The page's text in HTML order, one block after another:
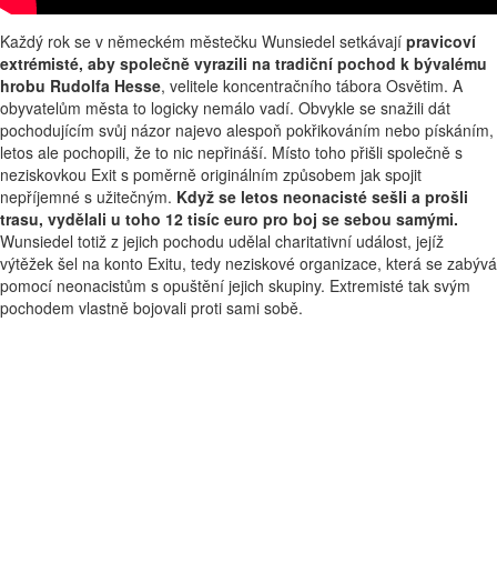
Každý rok se v německém městečku Wunsiedel setkávají pravicoví
extrémisté, aby společně vyrazili na tradiční pochod k bývalému
hrobu Rudolfa Hesse, velitele koncentračního tábora Osvětim. A
obyvatelům města to logicky nemálo vadí. Obvykle se snažili dát
pochodujícím svůj názor najevo alespoň pokřikováním nebo pískáním,
letos ale pochopili, že to nic nepřináší. Místo toho přišli společně s
neziskovkou Exit s poměrně originálním způsobem jak spojit
nepříjemné s užitečným. Když se letos neonacisté sešli a prošli
trasu, vydělali u toho 12 tisíc euro pro boj se sebou samými.
Wunsiedel totiž z jejich pochodu udělal charitativní událost, jejíž
výtěžek šel na konto Exitu, tedy neziskové organizace, která se zabývá
pomocí neonacistům s opuštění jejich skupiny. Extremisté tak svým
pochodem vlastně bojovali proti sami sobě.